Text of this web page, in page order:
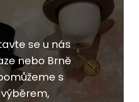
se u nás
nebo Brně
s
výběrem,